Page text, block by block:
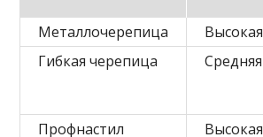
Металлочерепица Высокая
Гибкая черепица
Средняя
Профнастил Высокая